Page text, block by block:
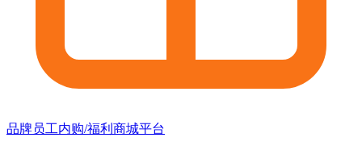
品牌员工内购/福利商城平台